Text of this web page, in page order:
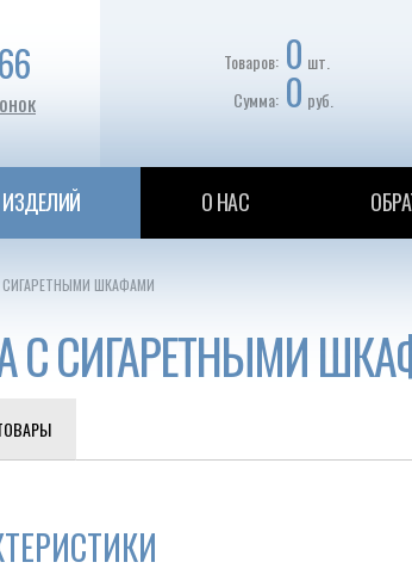
Товаров: 0 шт.
Сумма: 0 руб.
О НАС
ШКАФАМИ
С СИГАРЕТНЫМИ